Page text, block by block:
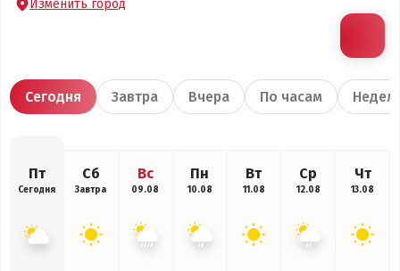
Изменить город
Сегодня Завтра Вчера По часам
Пт
Сегодня
Сб
Завтра
Вс
09.08
Пн
10.08
Вт
11.08
Ср
12.08
Чт
13.08